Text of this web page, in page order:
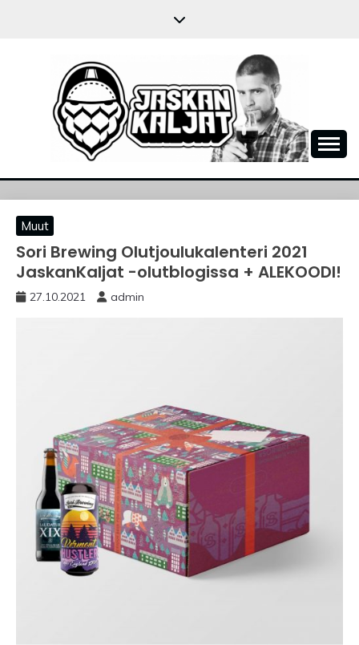
JASKANKALJAT
Muut
Sori Brewing Olutjoulukalenteri 2021
JaskanKaljat -olutblogissa + ALEKOODI!
27.10.2021 admin